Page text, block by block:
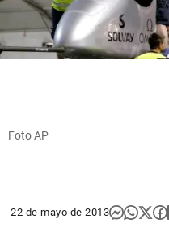
Foto AP
22 de mayo de 2013